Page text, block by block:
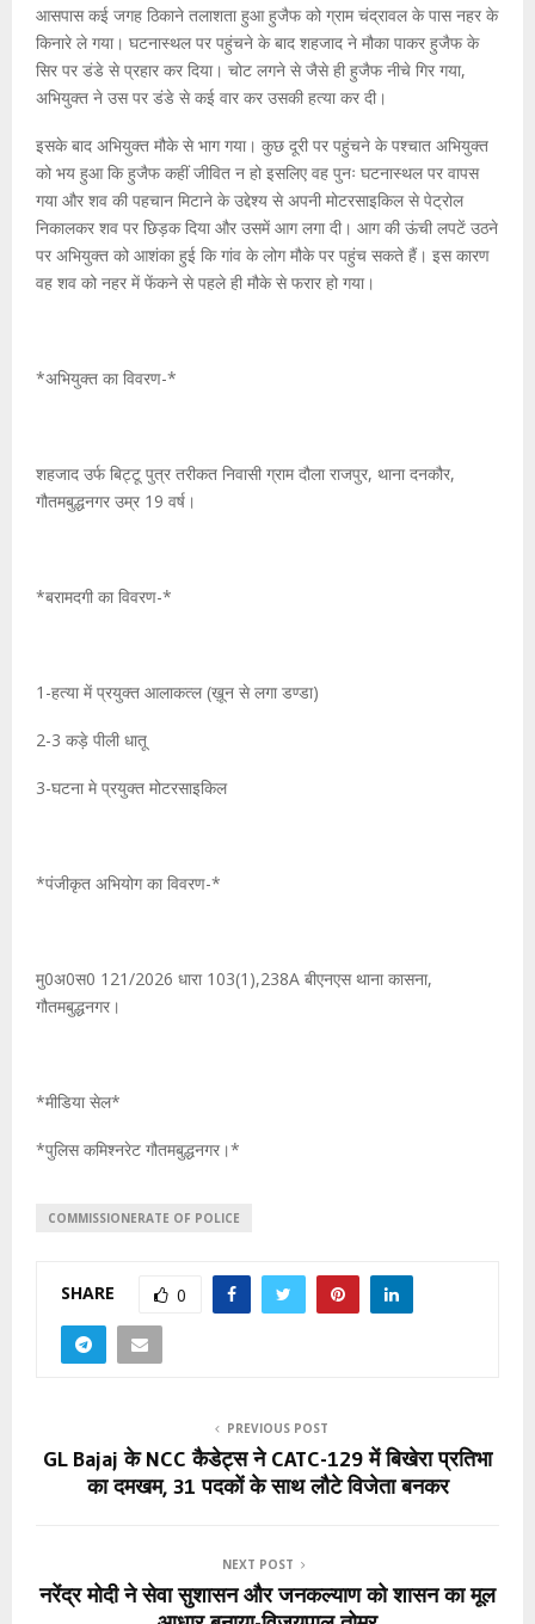
आसपास कई जगह ठिकाने तलाशता हुआ हुजैफ को ग्राम चंद्रावल के पास नहर के
किनारे ले गया। घटनास्थल पर पहुंचने के बाद शहजाद ने मौका पाकर हुजैफ के
सिर पर डंडे से प्रहार कर दिया। चोट लगने से जैसे ही हुजैफ नीचे गिर गया,
अभियुक्त ने उस पर डंडे से कई वार कर उसकी हत्या कर दी।
इसके बाद अभियुक्त मौके से भाग गया। कुछ दूरी पर पहुंचने के पश्चात अभियुक्त
को भय हुआ कि हुजैफ कहीं जीवित न हो इसलिए वह पुनः घटनास्थल पर वापस
गया और शव की पहचान मिटाने के उद्देश्य से अपनी मोटरसाइकिल से पेट्रोल
निकालकर शव पर छिड़क दिया और उसमें आग लगा दी। आग की ऊंची लपटें उठने
पर अभियुक्त को आशंका हुई कि गांव के लोग मौके पर पहुंच सकते हैं। इस कारण
वह शव को नहर में फेंकने से पहले ही मौके से फरार हो गया।
*अभियुक्त का विवरण-*
शहजाद उर्फ बिट्टू पुत्र तरीकत निवासी ग्राम दौला राजपुर, थाना दनकौर,
गौतमबुद्धनगर उम्र 19 वर्ष।
*बरामदगी का विवरण-*
1-हत्या में प्रयुक्त आलाकत्ल (ख़ून से लगा डण्डा)
2-3 कड़े पीली धातू
3-घटना मे प्रयुक्त मोटरसाइकिल
*पंजीकृत अभियोग का विवरण-*
मु0अ0स0 121/2026 धारा 103(1),238A बीएनएस थाना कासना,
गौतमबुद्धनगर।
*मीडिया सेल*
*पुलिस कमिश्नरेट गौतमबुद्धनगर।*
COMMISSIONERATE OF POLICE
SHARE 0
PREVIOUS POST
GL Bajaj के NCC कैडेट्स ने CATC-129 में बिखेरा प्रतिभा
का दमखम, 31 पदकों के साथ लौटे विजेता बनकर
NEXT POST
नरेंद्र मोदी ने सेवा सुशासन और जनकल्याण को शासन का मूल